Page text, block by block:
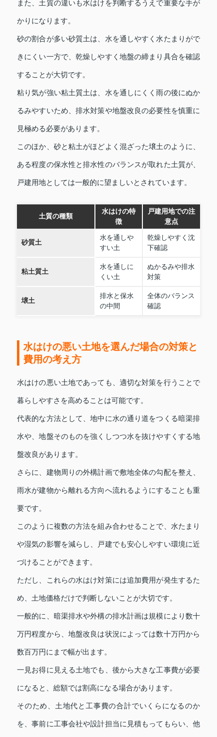
また、土質の違いも水はけを判断するうえで重要な手が
かりになります。
砂の割合が多い砂質土は、水を通しやすく水たまりがで
きにくい一方で、乾燥しやすく地盤の締まり具合を確認
することが大切です。
粘り気が強い粘土質土は、水を通しにくく雨の後にぬか
るみやすいため、排水対策や地盤改良の必要性を慎重に
見極める必要があります。
このほか、砂と粘土がほどよく混ざった壌土のように、
ある程度の保水性と排水性のバランスが取れた土質が、
戸建用地としては一般的に望ましいとされています。
土質の種類
水はけの特
徴
戸建用地での注
意点
砂質土
水を通しや
すい土
乾燥しやすく沈
下確認
粘土質土
水を通しに
くい土
ぬかるみや排水
対策
壌土
排水と保水
の中間
全体のバランス
確認
水はけの悪い土地を選んだ場合の対策と
費用の考え方
水はけの悪い土地であっても、適切な対策を行うことで
暮らしやすさを高めることは可能です。
代表的な方法として、地中に水の通り道をつくる暗渠排
水や、地盤そのものを強くしつつ水を抜けやすくする地
盤改良があります。
さらに、建物周りの外構計画で敷地全体の勾配を整え、
雨水が建物から離れる方向へ流れるようにすることも重
要です。
このように複数の方法を組み合わせることで、水たまり
や湿気の影響を減らし、戸建でも安心しやすい環境に近
づけることができます。
ただし、これらの水はけ対策には追加費用が発生するた
め、土地価格だけで判断しないことが大切です。
一般的に、暗渠排水や外構の排水計画は規模により数十
万円程度から、地盤改良は状況によっては数十万円から
数百万円にまで幅が出ます。
一見お得に見える土地でも、後から大きな工事費が必要
になると、総額では割高になる場合があります。
そのため、土地代と工事費の合計でいくらになるのか
を、事前に工事会社や設計担当に見積もってもらい、他